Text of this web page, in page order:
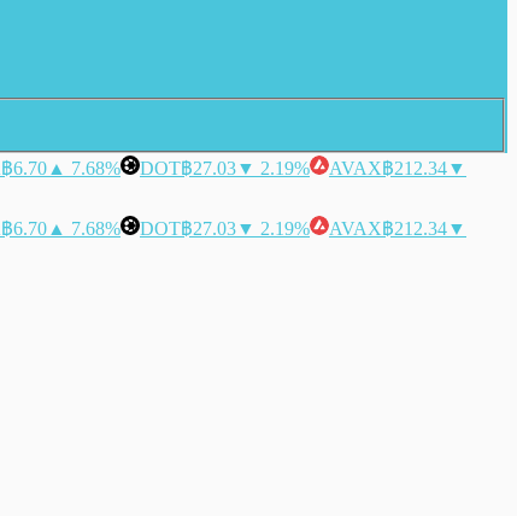
฿6.70 ▲ 7.68% DOT฿27.03▼ 2.19% AVAX฿212.34▼
฿6.70 ▲ 7.68% DOT฿27.03▼ 2.19% AVAX฿212.34▼